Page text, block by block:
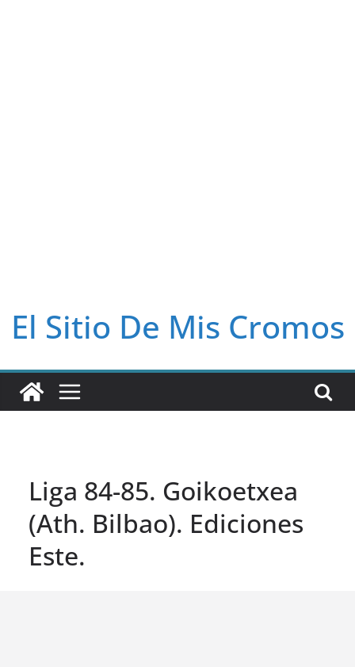
El Sitio De Mis Cromos
Liga 84-85. Goikoetxea
(Ath. Bilbao). Ediciones
Este.